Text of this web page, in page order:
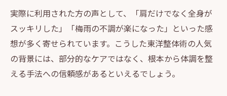
実際に利用された方の声として、「肩だけでなく全身が
スッキリした」「梅雨の不調が楽になった」といった感
想が多く寄せられています。こうした東洋整体術の人気
の背景には、部分的なケアではなく、根本から体調を整
える手法への信頼感があるといえるでしょう。